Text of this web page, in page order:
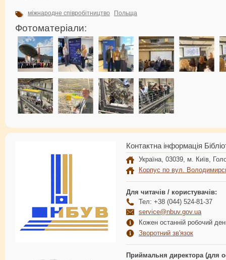
міжнародне співробітництво Польща
Фотоматеріали:
Контактна інформація
Україна, 03039, м. Київ,
Корпус по вул.
Для читачів / користувачів:
Тел: +38 (044) 524-81-37
service@nbuv.gov.ua
Кожен останній робочий
Зворотний зв'язок
Приймальня директора (для